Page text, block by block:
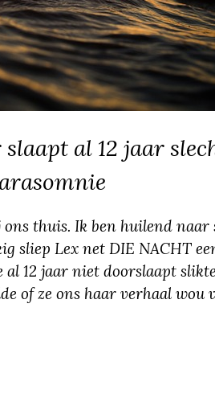
al 12 jaar
thuis. Ik ben huilend naar
sliep Lex net DIE NACHT
12 jaar niet doorslaapt
of ze ons haar verhaal wou